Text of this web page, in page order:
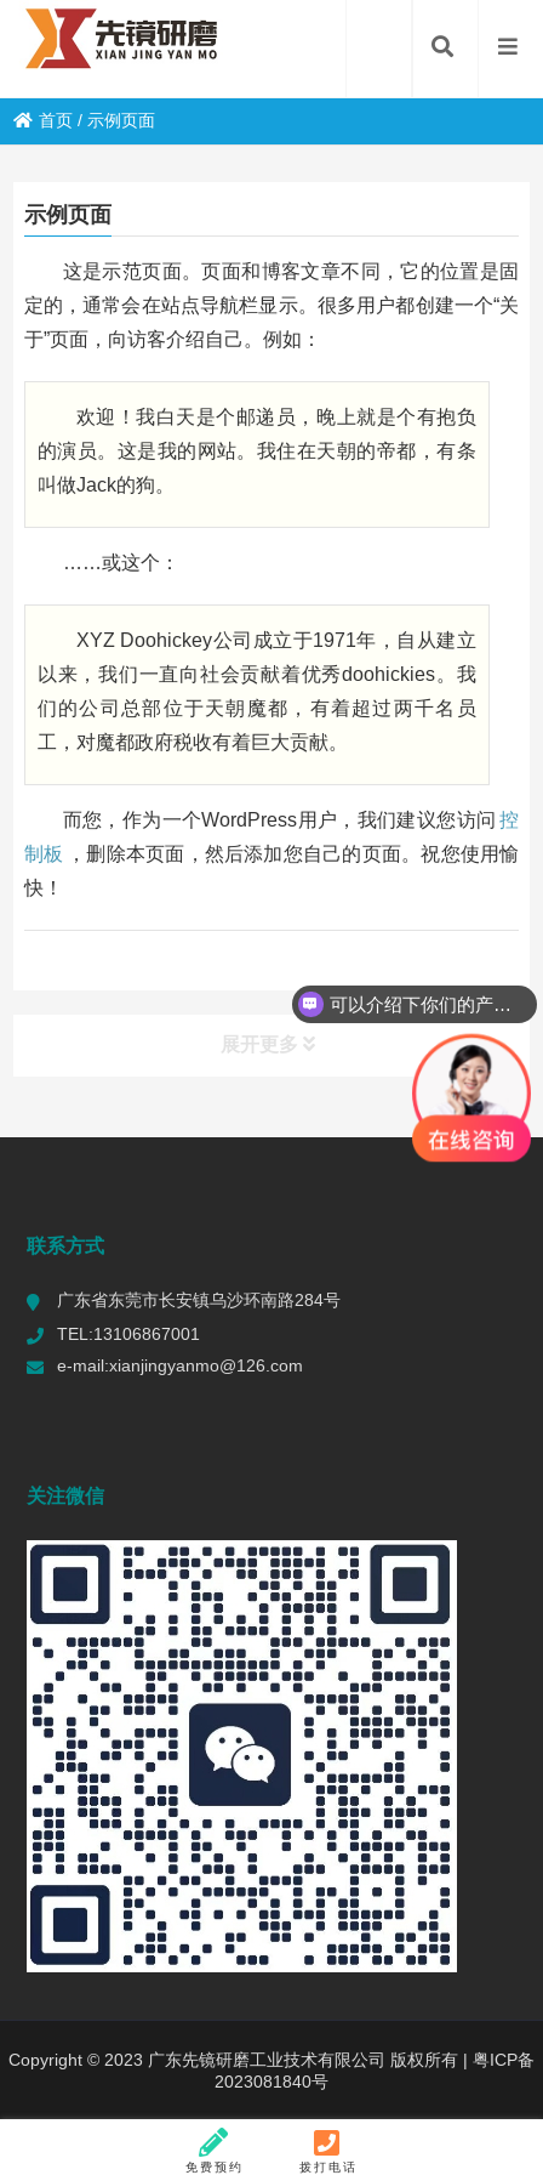
首页 /示例页面
示例页面
这是示范页面。页面和博客文章不同，它的位置是固
定的，通常会在站点导航栏显示。很多用户都创建一个“关
于”页面，向访客介绍自己。例如：
欢迎！我白天是个邮递员，晚上就是个有抱负
的演员。这是我的网站。我住在天朝的帝都，有条
叫做Jack的狗。
……或这个：
XYZ Doohickey公司成立于1971年，自从建立
以来，我们一直向社会贡献着优秀doohickies。我
们的公司总部位于天朝魔都，有着超过两千名员
工，对魔都政府税收有着巨大贡献。
而您，作为一个WordPress用户，我们建议您访问 控
制板
，删除本页面，然后添加您自己的页面。祝您使用愉
快！
展开更多
无水研磨设备,智能离心抛光机,精密离心研磨机,高效无水
抛光解决方案,先镜研磨设备厂家,离心式研磨机价格,智能
研磨设备供应商
2025/11/29 534
干式离心研磨机：工业研磨领域的革新巨
擘
957
抛光机械 全自动抛光机 无人值守抛光机
全自动抛光生产线 东莞抛光机械厂家
2025/07/24 830
滚筒研磨抛光机|滚筒抛光机|离心式滚筒
内孔抛光,流体抛光机,先镜内孔抛光机
2026/07/22 35
联系方式
广东省东莞市长安镇乌沙环南路284号
TEL:13106867001
e-mail:xianjingyanmo@126.com
关注微信
Copyright © 2023 广东先镜研磨工业技术有限公司 版权所有 | 粤ICP备
2023081840号
免费预约 拨打电话
可以介绍下你们的产品么